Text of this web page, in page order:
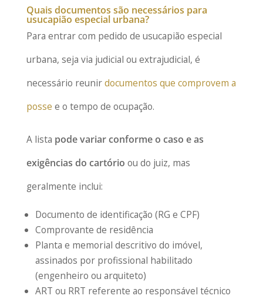
Quais documentos são necessários para
usucapião especial urbana?
Para entrar com pedido de usucapião especial
urbana, seja via judicial ou extrajudicial, é
necessário reunirdocumentos que comprovem a
posse e o tempo de ocupação.
A lista pode variar conforme o caso e as
exigências do cartório ou do juiz, mas
geralmente inclui:
Documento de identificação (RG e CPF)
Comprovante de residência
Planta e memorial descritivo do imóvel,
assinados por profissional habilitado
(engenheiro ou arquiteto)
ART ou RRT referente ao responsável técnico